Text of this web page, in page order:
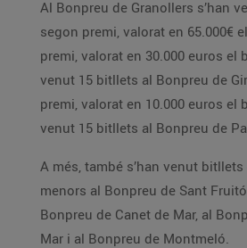
Al Bonpreu de Granollers s’han
segon premi, valorat en 65.000€
premi, valorat en 30.000 euros el
venut 15 bitllets al Bonpreu de
premi, valorat en 10.000 euros el
venut 15 bitllets al Bonpreu de
A més, també s’han venut bitllets
menors al Bonpreu de Sant
Bonpreu de Canet de Mar, al
Mar i al Bonpreu de Montmeló.